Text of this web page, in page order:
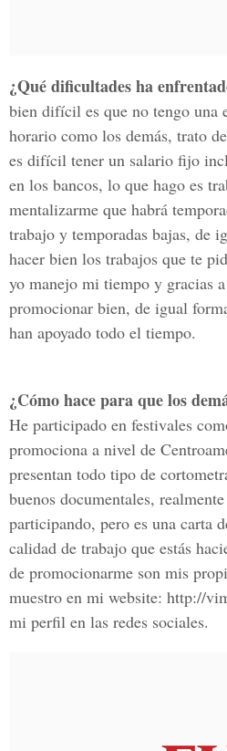
¿Qué dificultades ha
bien difícil es que no tengo una
horario como los demás, trato
es difícil tener un salario fijo
en los bancos, lo que hago es
mentalizarme que habrá
trabajo y temporadas bajas, de
hacer bien los trabajos que te
yo manejo mi tiempo y gracias
promocionar bien, de igual
han apoyado todo el tiempo.
¿Cómo hace para que los
He participado en festivales
promociona a nivel de
presentan todo tipo de
buenos documentales,
participando, pero es una carta
calidad de trabajo que estás
de promocionarme son mis
muestro en mi website: http://
mi perfil en las redes sociales.